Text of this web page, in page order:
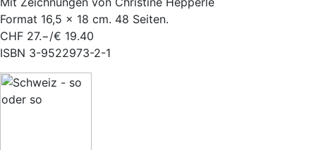
Format 16,5 × 18 cm. 48 Seiten.
CHF 27.−/€ 19.40
ISBN 3-9522973-2-1